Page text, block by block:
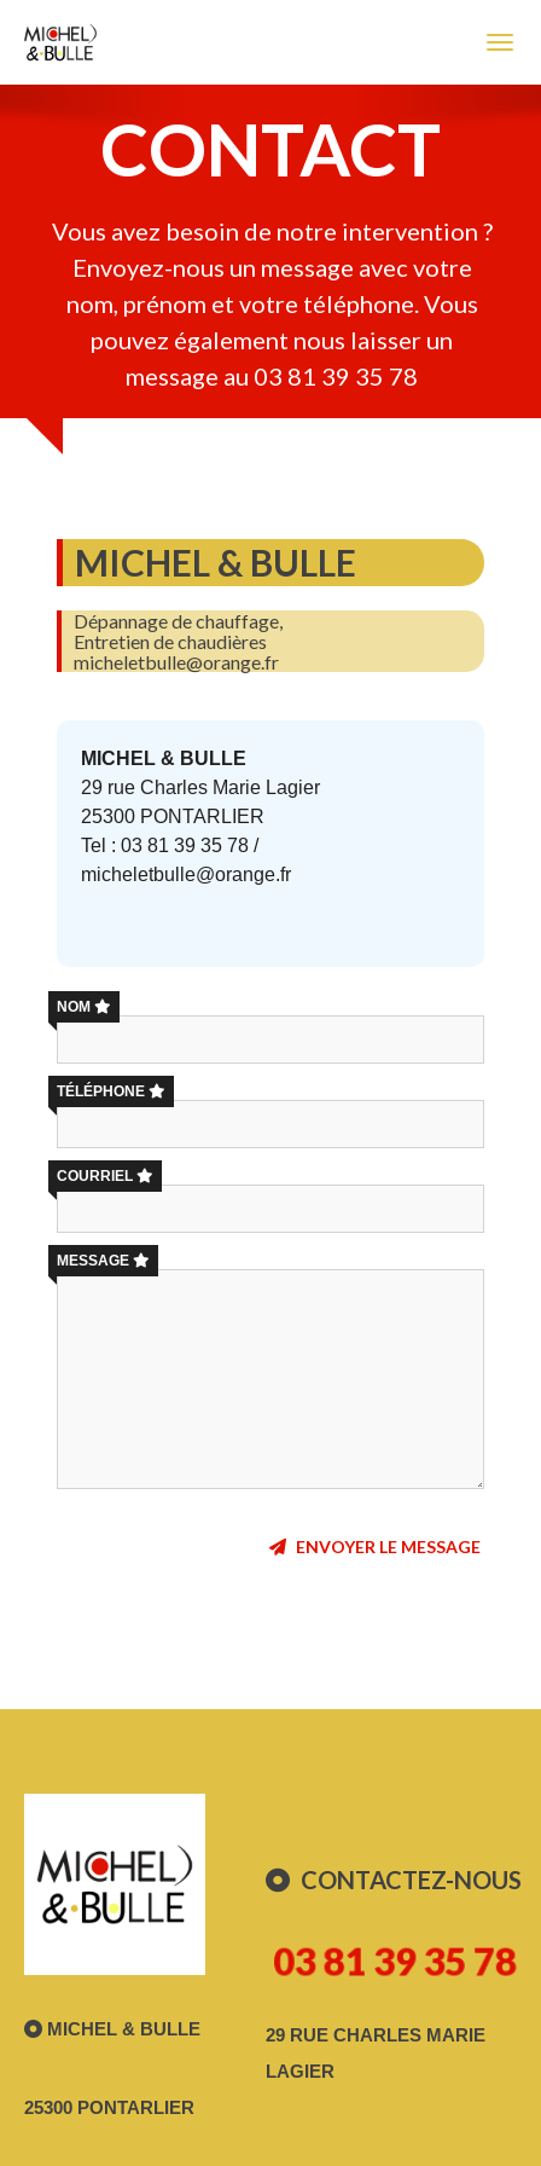
DESEMBOUAGE
CONTACT
CONTACT
Vous avez besoin de notre intervention ?
Envoyez-nous un message avec votre
nom, prénom et votre téléphone. Vous
pouvez également nous laisser un
message au 03 81 39 35 78
MICHEL & BULLE
Dépannage de chauffage,
Entretien de chaudières
micheletbulle@orange.fr
MICHEL & BULLE
29 rue Charles Marie Lagier
25300 PONTARLIER
Tel : 03 81 39 35 78 /
micheletbulle@orange.fr
NOM
TÉLÉPHONE
COURRIEL
MESSAGE
ENVOYER LE MESSAGE
MICHEL & BULLE
CONTACTEZ-NOUS
03 81 39 35 78
29 RUE CHARLES MARIE
LAGIER
25300 PONTARLIER